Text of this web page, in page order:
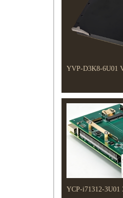
YVP-D3K8-6U01
YCP-i71312-